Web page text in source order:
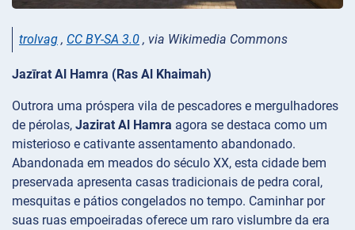
trolvag , CC BY-SA 3.0 , via Wikimedia Commons
Jazīrat Al Hamra (Ras Al Khaimah)
Outrora uma próspera vila de pescadores e mergulhadores
de pérolas, Jazirat Al Hamra agora se destaca como um
misterioso e cativante assentamento abandonado.
Abandonada em meados do século XX, esta cidade bem
preservada apresenta casas tradicionais de pedra coral,
mesquitas e pátios congelados no tempo. Caminhar por
suas ruas empoeiradas oferece um raro vislumbre da era